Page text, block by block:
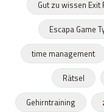
Gut zu wissen Exit
Escapa Game
time management
Rätsel
Gehirntraining